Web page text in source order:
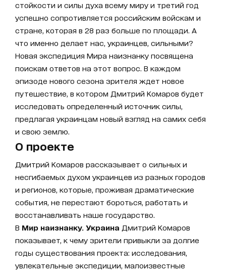
стойкости и силы духа всему миру и третий год
успешно сопротивляется российским войскам и
стране, которая в 28 раз больше по площади. А
что именно делает нас, украинцев, сильными?
Новая экспедиция Мира наизнанку посвящена
поискам ответов на этот вопрос. В каждом
эпизоде нового сезона зрителя ждет новое
путешествие, в котором Дмитрий Комаров будет
исследовать определенный источник силы,
предлагая украинцам новый взгляд на самих себя
и свою землю.
О проекте
Дмитрий Комаров рассказывает о сильных и
несгибаемых духом украинцев из разных городов
и регионов, которые, проживая драматические
события, не перестают бороться, работать и
восстанавливать наше государство.
В Мир наизнанку. Украина Дмитрий Комаров
показывает, к чему зрители привыкли за долгие
годы существования проекта: исследования,
увлекательные экспедиции, малоизвестные